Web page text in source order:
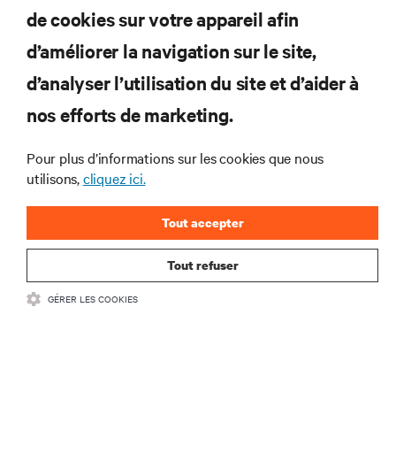
offre
Joignez-vous à notre liste de diffusion
pour recevoir les dernières nouvelles sur
les produits et les mises à jour du
secteur de Vertiv.
de cookies sur votre appareil afin
d’améliorer la navigation sur le site,
d’analyser l’utilisation du site et d’aider à
nos efforts de marketing.
Pour plus d’informations sur les cookies que nous
utilisons,cliquez ici.
Tout refuser
Tout accepter
GÉRER LES COOKIES